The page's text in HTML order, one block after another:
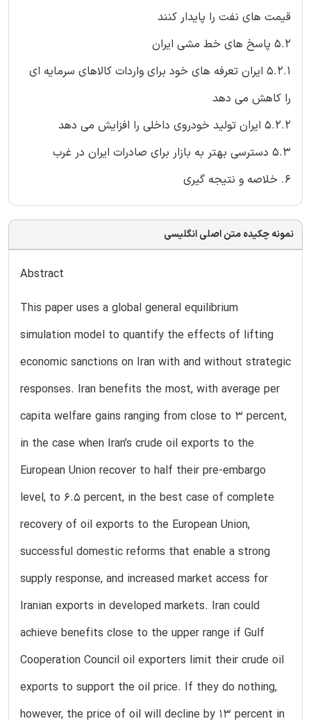
قیمت های نفت را پایدار کنند
5.2 پاسخ های خط مشی ایران
5.2.1 ایران تعرفه های خود برای واردات کالاهای سرمایه ای
را کاهش می دهد
5.2.2 ایران تولید خودروی داخلی را افزایش می دهد
5.3 دسترسی بهتر به بازار برای صادرات ایران در غرب
6. خلاصه و نتیجه گیری
نمونه چکیده متن اصلی انگلیسی
Abstract
This paper uses a global general equilibrium
simulation model to quantify the effects of lifting
economic sanctions on Iran with and without strategic
responses. Iran benefits the most, with average per
capita welfare gains ranging from close to 3 percent,
in the case when Iran’s crude oil exports to the
European Union recover to half their pre-embargo
level, to 6.5 percent, in the best case of complete
recovery of oil exports to the European Union,
successful domestic reforms that enable a strong
supply response, and increased market access for
Iranian exports in developed markets. Iran could
achieve benefits close to the upper range if Gulf
Cooperation Council oil exporters limit their crude oil
exports to support the oil price. If they do nothing,
however, the price of oil will decline by 13 percent in